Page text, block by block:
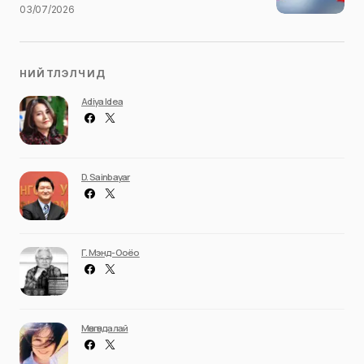
03/07/2026
НИЙТЛЭЛЧИД
Adiya Idea
D. Sainbayar
Г. Мэнд-Ооёо
Мөнгөндалай